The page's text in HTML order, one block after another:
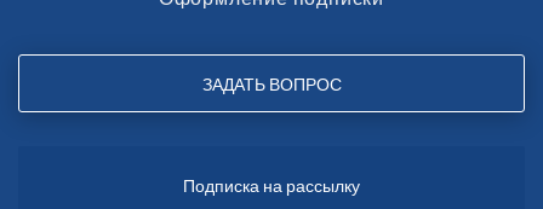
ЗАДАТЬ ВОПРОС
Подписка на рассылку